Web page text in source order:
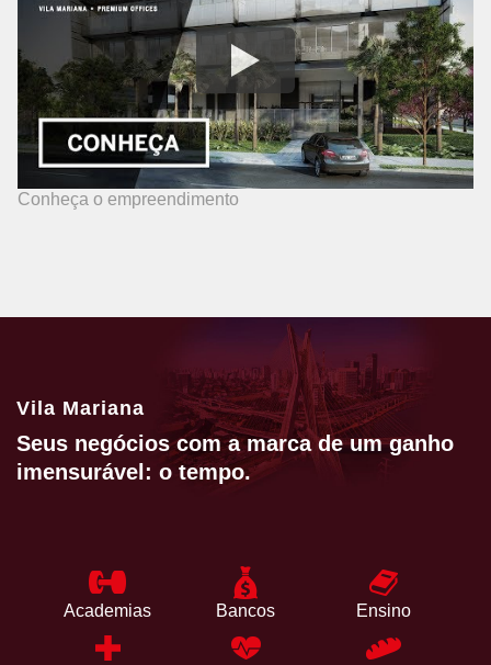
Conheça o empreendimento
Vila Mariana
Seus negócios com a marca de um ganho
imensurável: o tempo.
Academias Bancos Ensino